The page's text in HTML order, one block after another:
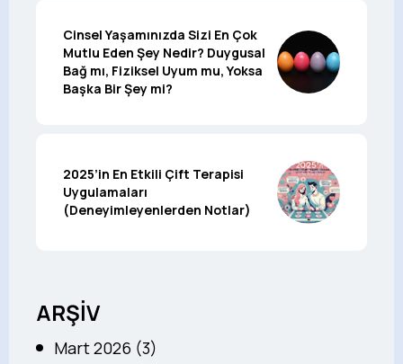
Cinsel Yaşamınızda Sizi En Çok
Mutlu Eden Şey Nedir? Duygusal
Bağ mı, Fiziksel Uyum mu, Yoksa
Başka Bir Şey mi?
2025’in En Etkili Çift Terapisi
Uygulamaları
(Deneyimleyenlerden Notlar)
ARŞİV
Mart 2026 (3)